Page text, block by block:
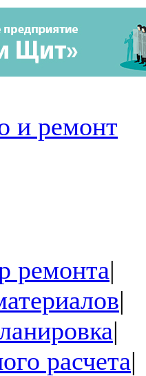
и ремонт
ремонта|
|
|
расчета|